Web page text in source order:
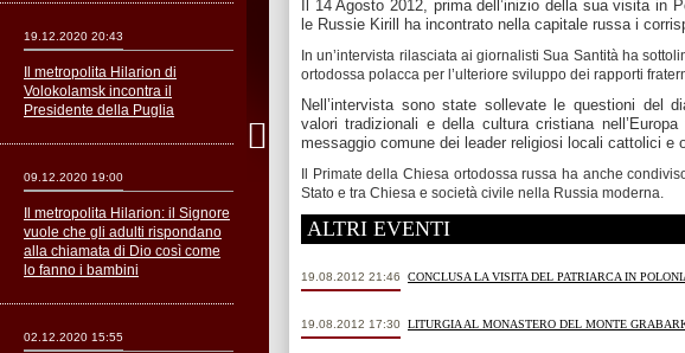
Il 14 Agosto 2012, prima dell’inizio della sua visita in
le Russie Kirill ha incontrato nella capitale russa i
In un’intervista rilasciata ai giornalisti Sua Santità ha
ortodossa polacca per l’ulteriore sviluppo dei rapporti
Nell’intervista sono state sollevatele questioni del
valori tradizionali e della cultura cristiananell’Europa
messaggio comune dei leader religiosi locali cattolici e
Primate della Chiesa ortodossa russa ha anche
Stato e tra Chiesa e società civile nella Russia moderna.
ALTRI EVENTI
19.08.2012 21:46 CONCLUSA LA VISITA DEL PATRIARCA IN
19.08.2012 17:30 LITURGIA AL MONASTERO DEL MONTE
19.12.2020 20:43
Il metropolita Hilarion di
Volokolamsk incontra il
Presidente della Puglia
09.12.2020 19:00
Il metropolita Hilarion: il Signore
vuole che gli adulti rispondano
alla chiamata di Dio così come
lo fanno i bambini
02.12.2020 15:55